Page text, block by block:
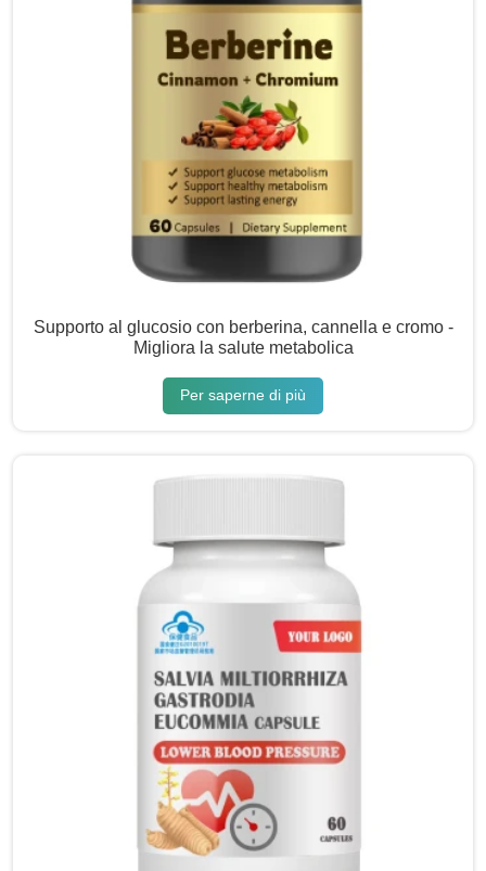
Supporto al glucosio con berberina, cannella e cromo -
Migliora la salute metabolica
Per saperne di più